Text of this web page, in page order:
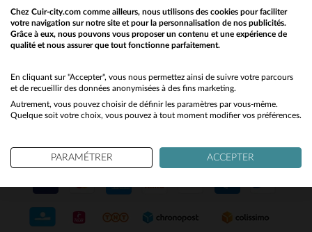
SERVICE CLIENT
Nos conseillers sont à votre écoute
du lundi au vendredi de 10h à 12h30
et de 13h30 à 18h.
NOS PARTENAIRES DE CONFIANCE
Would you like to be redirected to our English site?
No
Yes
Chez Cuir-city.com comme ailleurs, nous utilisons des cookies pour faciliter
votre navigation sur notre site et pour la personnalisation de nos publicités.
Grâce à eux, nous pouvons vous proposer un contenu et une expérience de
qualité et nous assurer que tout fonctionne parfaitement.
En cliquant sur "Accepter", vous nous permettez ainsi de suivre votre parcours
et de recueillir des données anonymisées à des fins marketing.
Autrement, vous pouvez choisir de définir les paramètres par vous-même.
Quelque soit votre choix, vous pouvez à tout moment modifier vos préférences.
PARAMÉTRER ACCEPTER